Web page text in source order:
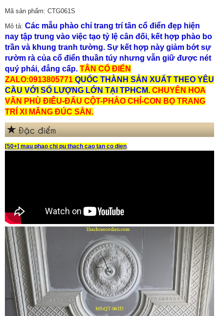
Mã sản phẩm: CTG061S
Mô tả: Các mẫu phào chỉ trang trí tân cổ điển đẹp hiện
nay tập trung vào việc tạo tỷ lệ cân đối, kết hợp phào bo
trần và khung tranh tường. Sự kết hợp này giảm bớt sự
rườm rà của cổ điển thuần túy nhưng vẫn giữ được nét
quý phái, đẳng cấp. TÂN CỔ ĐIỂN
ZALO:0913805771 QUỐC THÀNH SẢN XUẤT THEO YÊU
CẦU VỚI SỐ LƯỢNG LỚN TẠI TPHCM. CHUYÊN HOA
VĂN PHÙ ĐIÊU-ĐẤU CỘT-PHÀO CHỈ-CON BỌ TRANG
TRÍ XI MĂNG ĐÚC SẴN.
Đặc điểm
[50+] mau phao chi pu thach cao tan co dien